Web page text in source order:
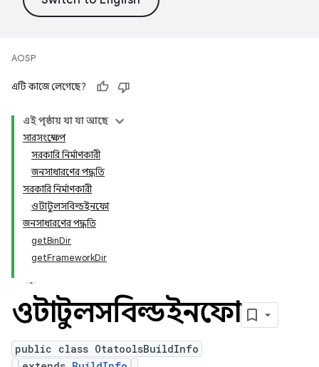
AOSP
এটি কাজে লেগেছে?
এই পৃষ্ঠায় যা যা আছে
সারসংক্ষেপ
সরকারি নির্মাণকারী
জনসাধারণের পদ্ধতি
সরকারি নির্মাণকারী
ওটাটুলসবিল্ডইনফো
জনসাধারণের পদ্ধতি
getBinDir
getFrameworkDir
ওটাটুলসবিল্ডইনফো
public class OtatoolsBuildInfo